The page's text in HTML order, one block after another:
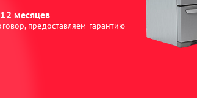
месяцев
предоставляем гарантию